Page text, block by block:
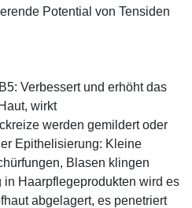
Potential von Tensiden
Verbessert und erhöht das
wirkt
werden gemildert oder
Epithelisierung: Kleine
Blasen klingen
in Haarpflegeprodukten wird es
abgelagert, es penetriert